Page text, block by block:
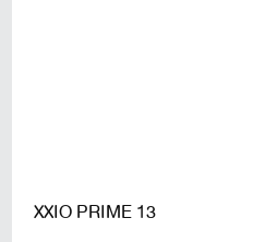
XXIO PRIME 13